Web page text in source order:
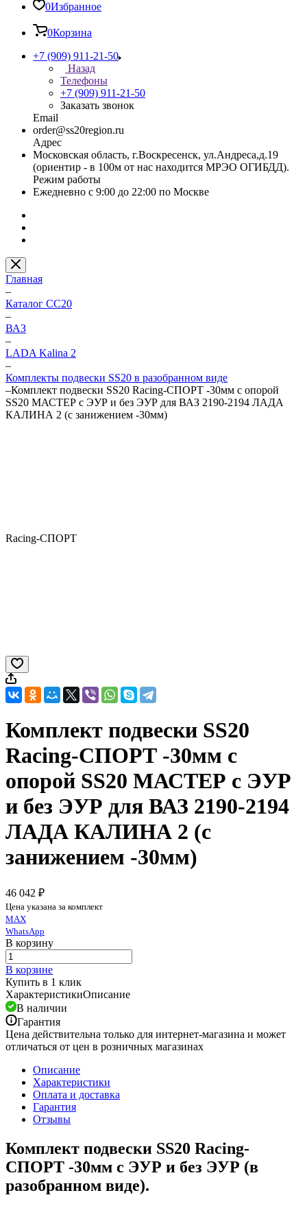
0Избранное
0Корзина
+7 (909) 911-21-50
Назад
Телефоны
+7 (909) 911-21-50
Заказать звонок
Email
order@ss20region.ru
Адрес
Московская область, г.Воскресенск, ул.Андреса,д.19
(ориентир - в 100м от нас находится МРЭО ОГИБДД).
Режим работы
Ежедневно с 9:00 до 22:00 по Москве
Главная
–
Каталог CC20
–
ВАЗ
–
LADA Kalina 2
–
Комплекты подвески SS20 в разобранном виде
–Комплект подвески SS20 Racing-СПОРТ -30мм с опорой
SS20 МАСТЕР с ЭУР и без ЭУР для ВАЗ 2190-2194 ЛАДА
КАЛИНА 2 (с занижением -30мм)
Racing-СПОРТ
Комплект подвески SS20
Racing-СПОРТ -30мм с
опорой SS20 МАСТЕР с ЭУР
и без ЭУР для ВАЗ 2190-2194
ЛАДА КАЛИНА 2 (с
занижением -30мм)
46 042 ₽
Цена указана за комплект
MAX
WhatsApp
В корзину
В корзине
Купить в 1 клик
ХарактеристикиОписание
В наличии
Гарантия
Цена действительна только для интернет-магазина и может
отличаться от цен в розничных магазинах
Описание
Характеристики
Оплата и доставка
Гарантия
Отзывы
Комплект подвески SS20 Racing-
СПОРТ -30мм с ЭУР и без ЭУР (в
разобранном виде).